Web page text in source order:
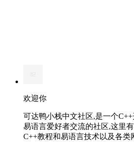
欢迎你
可达鸭小栈中文社区,是一个
易语言爱好者交流的社区,这里
C++教程和易语言技术以及各类